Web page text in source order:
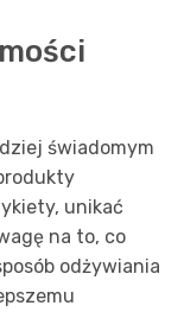
świadomym
unikać
na to, co
odżywiania